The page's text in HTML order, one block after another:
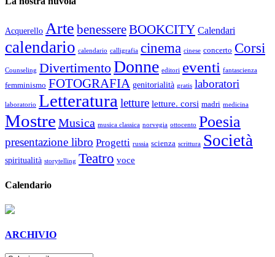
Acquerello Arte benessereBOOKCITY Calendari
calendario calendario calligrafia cinema cinese concerto Corsi
Counseling DivertimentoDonne editori eventi fantascienza
femminismo FOTOGRAFIA genitorialità gratis laboratori
laboratorio Letteratura letture letture. corsi madri medicina
Mostre Musica musica classica norvegia ottocento Poesia
presentazione libro Progetti russia scienza scrittura Società
spiritualità storytelling Teatro voce
Calendario
ARCHIVIO